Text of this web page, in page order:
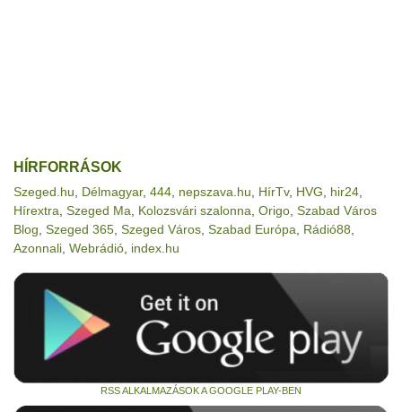
HÍRFORRÁSOK
Szeged.hu Délmagyar, 444 nepszava.hu HírTv, HVG hir24
Hírextra Szeged Ma Kolozsvári szalonna Origo Szabad Város
Blog Szeged 365 Szeged Város Szabad Európa Rádió88
Azonnali Webrádió index.hu
RSS ALKALMAZÁSOK A GOOGLE PLAY-BEN